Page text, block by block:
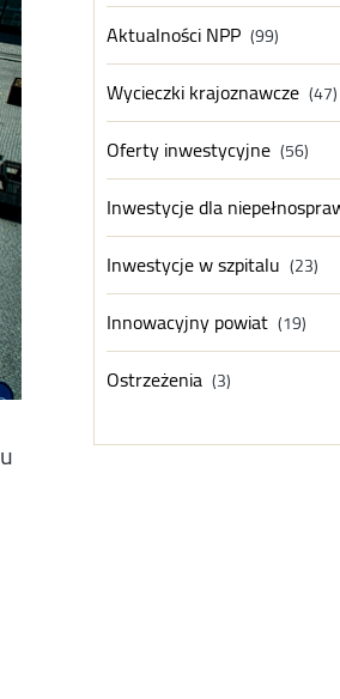
Aktualności NPP (99)
Wycieczki krajoznawcze (47)
Oferty inwestycyjne (56)
Inwestycje dla
Inwestycje w szpitalu (23)
Innowacyjny powiat (19)
Ostrzeżenia (3)